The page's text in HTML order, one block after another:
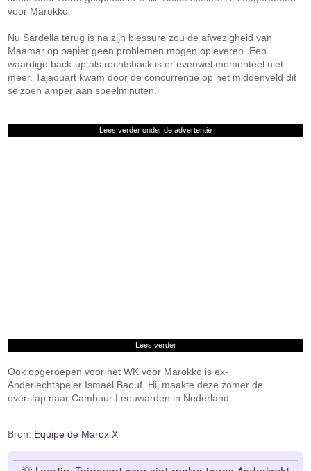
voor Marokko.
Nu Sardella terug is na zijn blessure zou de afwezigheid van
Maamar op papier geen problemen mogen opleveren. Een
waardige back-up als rechtsback is er evenwel momenteel niet
meer. Tajaouart kwam door de concurrentie op het middenveld dit
seizoen amper aan speelminuten.
Lees verder onder de advertentie
Lees verder
Ook opgeroepen voor het WK voor Marokko is ex-
Anderlechtspeler Ismaël Baouf. Hij maakte deze zomer de
overstap naar Cambuur Leeuwarden in Nederland.
Bron: Equipe de Marox X